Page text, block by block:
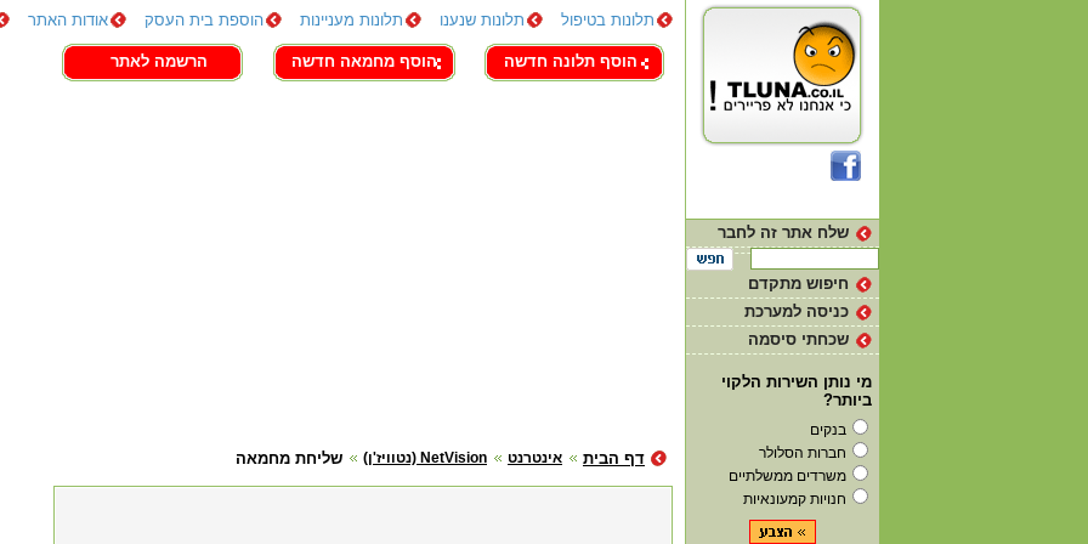
תלונות בטיפול תלונות שנענו תלונות מעניינות הוספת בית העסק אודות האתר
צור קשר
הוסף תלונה חדשה הוסף מחמאה חדשה הרשמה לאתר
שליחת מחמאה NetVision (נטוויז'ן) אינטרנט דף הבית
שלח אתר זה לחבר
חיפוש מתקדם
כניסה למערכת
שכחתי סיסמה
מי נותן השירות הלקוי
ביותר?
בנקים
חברות הסלולר
משרדים ממשלתיים
חנויות קמעונאיות